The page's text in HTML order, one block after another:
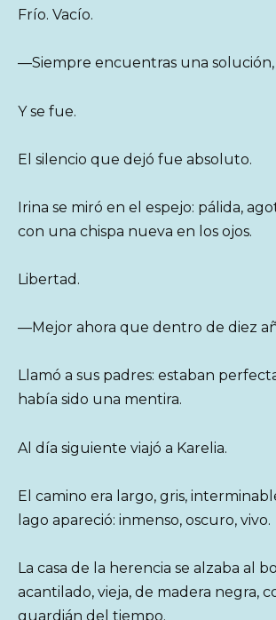
Frío. Vacío.
—Siempre encuentras una solución,
Y se fue.
El silencio que dejó fue absoluto.
Irina se miró en el espejo: pálida,
con una chispa nueva en los ojos.
Libertad.
—Mejor ahora que dentro de diez
Llamó a sus padres: estaban
había sido una mentira.
Al día siguiente viajó a Karelia.
El camino era largo, gris,
lago apareció: inmenso, oscuro, vivo.
La casa de la herencia se alzaba al
acantilado, vieja, de madera negra,
guardián del tiempo.